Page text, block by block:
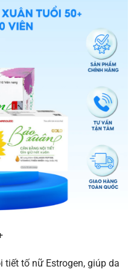
tiết tố nữ Estrogen, giúp da